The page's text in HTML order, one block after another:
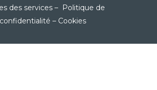
des services –
Politique de
confidentialité – Cookies